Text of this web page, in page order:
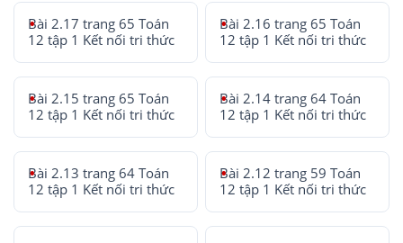
Bài 2.17 trang 65 Toán
12 tập 1 Kết nối tri thức
Bài 2.16 trang 65 Toán
12 tập 1 Kết nối tri thức
Bài 2.15 trang 65 Toán
12 tập 1 Kết nối tri thức
Bài 2.14 trang 64 Toán
12 tập 1 Kết nối tri thức
Bài 2.13 trang 64 Toán
12 tập 1 Kết nối tri thức
Bài 2.12 trang 59 Toán
12 tập 1 Kết nối tri thức